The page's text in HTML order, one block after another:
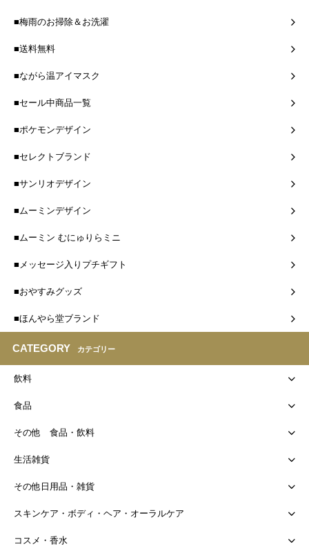
■梅雨のお掃除＆お洗濯
■送料無料
■ながら温アイマスク
■セール中商品一覧
■ポケモンデザイン
■セレクトブランド
■サンリオデザイン
■ムーミンデザイン
■ムーミン むにゅりらミニ
■メッセージ入りプチギフト
■おやすみグッズ
■ほんやら堂ブランド
CATEGORY カテゴリー
飲料
食品
その他 食品・飲料
生活雑貨
その他日用品・雑貨
スキンケア・ボディ・ヘア・オーラルケア
コスメ・香水